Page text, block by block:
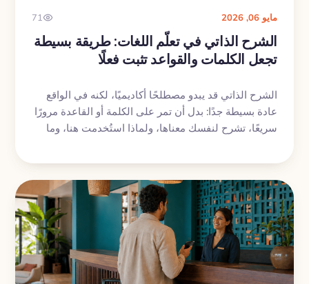
مايو 06, 2026 71
الشرح الذاتي في تعلّم اللغات: طريقة بسيطة
تجعل الكلمات والقواعد تثبت فعلًا
الشرح الذاتي قد يبدو مصطلحًا أكاديميًا، لكنه في الواقع
عادة بسيطة جدًا: بدل أن تمر على الكلمة أو القاعدة مرورًا
سريعًا، تشرح لنفسك معناها، ولماذا استُخدمت هنا، وما
على الانتقال من مجرد التعرّف على اللغة إلى القدرة على
استخدامها فعلًا.